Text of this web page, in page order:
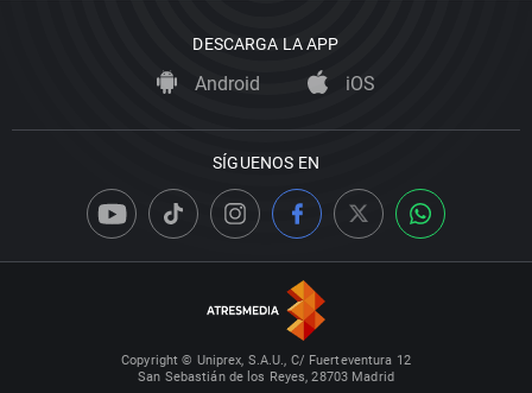
DESCARGA LA APP
Android iOS
SÍGUENOS EN
Copyright © Uniprex, S.A.U., C/ Fuerteventura 12
San Sebastián de los Reyes, 28703 Madrid